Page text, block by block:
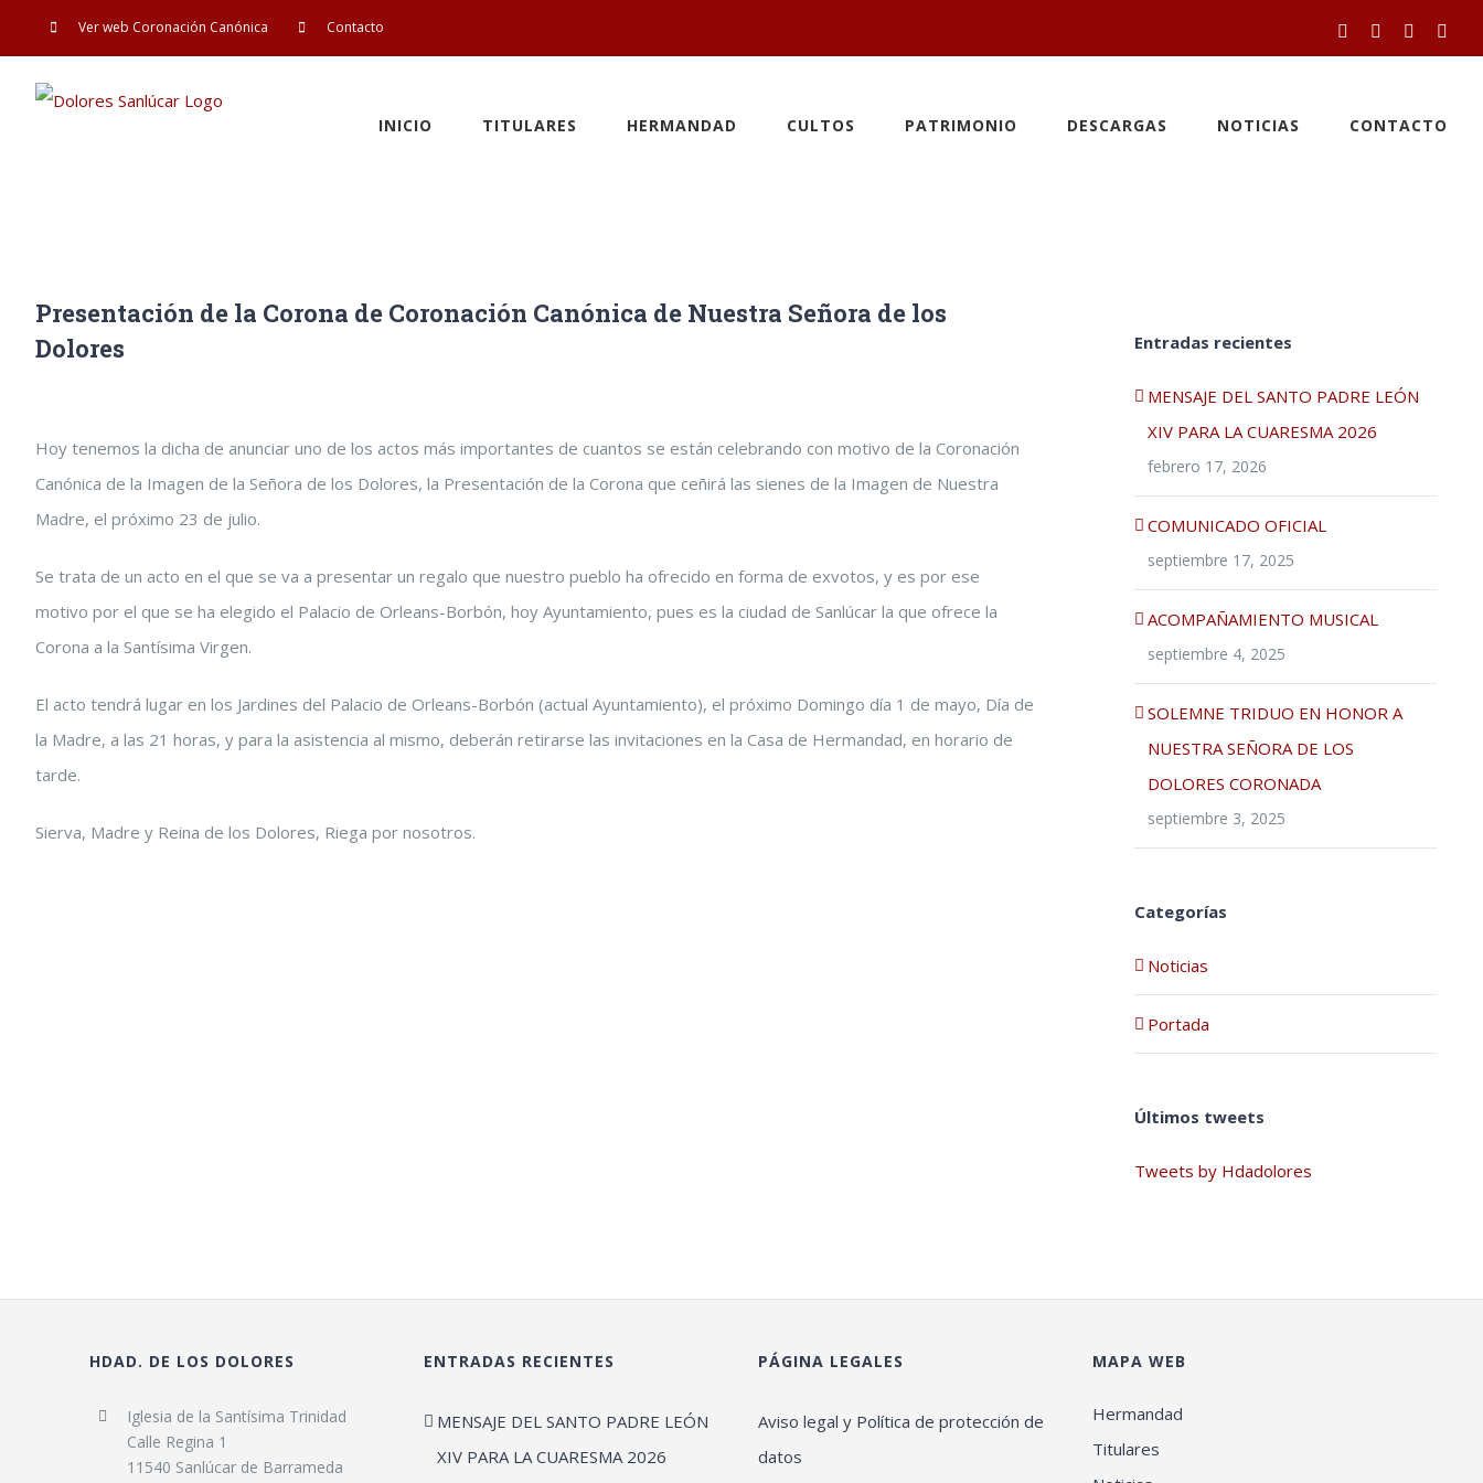
al
contenido
Ver web Coronación Canónica Contacto Facebook
TwitterYouTube
INICIO TITULARES HERMANDAD CULTOS PATRIMONIO DESCARGAS NOTICIAS CONTACTO
Presentación de la Corona de Coronación Canónica de Nuestra Señora de los
Dolores
imagen
más
grande
Hoy tenemos la dicha de anunciar uno de los actos más importantes de cuantos se están celebrando con motivo de la Coronación
Canónica de la Imagen de la Señora de los Dolores, la Presentación de la Corona que ceñirá las sienes de la Imagen de Nuestra
Madre, el próximo 23 de julio.
Se trata de un acto en el que se va a presentar un regalo que nuestro pueblo ha ofrecido en forma de exvotos, y es por ese
motivo por el que se ha elegido el Palacio de Orleans-Borbón, hoy Ayuntamiento, pues es la ciudad de Sanlúcar la que ofrece la
Corona a la Santísima Virgen.
El acto tendrá lugar en los Jardines del Palacio de Orleans-Borbón (actual Ayuntamiento), el próximo Domingo día 1 de mayo, Día de
la Madre, a las 21 horas, y para la asistencia al mismo, deberán retirarse las invitaciones en la Casa de Hermandad, en horario de
tarde.
Sierva, Madre y Reina de los Dolores, Riega por nosotros.
Entradas recientes
MENSAJE DEL SANTO PADRE LEÓN
XIV PARA LA CUARESMA 2026
febrero 17, 2026
COMUNICADO OFICIAL
septiembre 17, 2025
ACOMPAÑAMIENTO MUSICAL
septiembre 4, 2025
SOLEMNE TRIDUO EN HONOR A
NUESTRA SEÑORA DE LOS
DOLORES CORONADA
septiembre 3, 2025
Categorías
Noticias
Portada
Últimos tweets
Tweets by Hdadolores
HDAD. DE LOS DOLORES
Iglesia de la Santísima Trinidad
Calle Regina 1
11540 Sanlúcar de Barrameda
ENTRADAS RECIENTES
MENSAJE DEL SANTO PADRE LEÓN
XIV PARA LA CUARESMA 2026
PÁGINA LEGALES
Aviso legal y Política de protección de
datos
MAPA WEB
Hermandad
Titulares